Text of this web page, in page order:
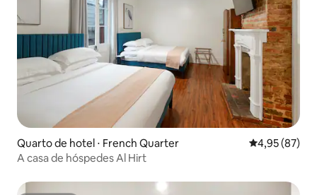
Quarto de hotel ⋅ French Quarter 4,95 de uma
4,95 (87)
A casa de hóspedes Al Hirt